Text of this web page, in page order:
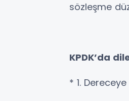
sözleşme
KPDK’da
* 1.